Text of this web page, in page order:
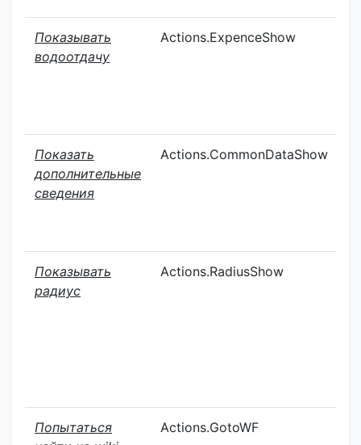
Показывать
водоотдачу
Actions.ExpenceShow
Показать
дополнительные
сведения
Actions.CommonDataShow
Показывать
радиус
Actions.RadiusShow
Попытаться
Actions.GotoWF